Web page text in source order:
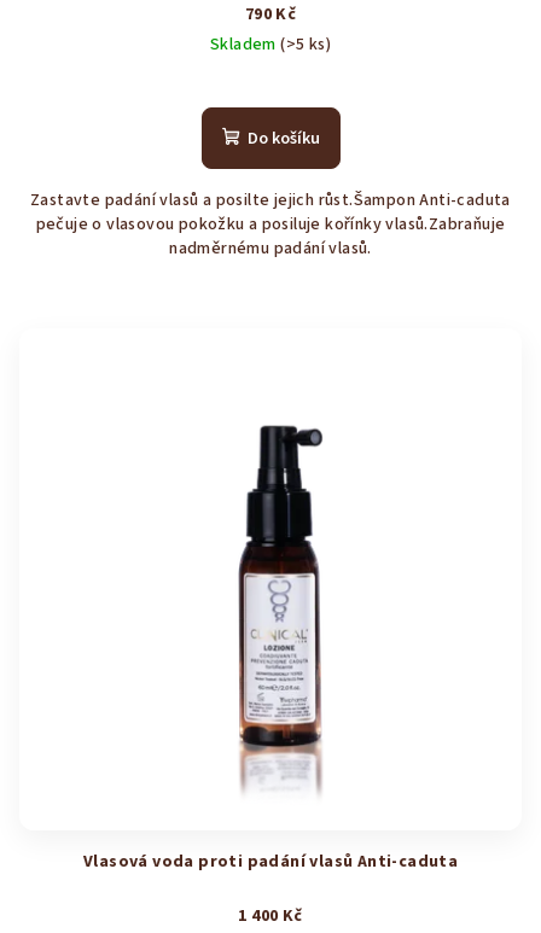
790 Kč
Skladem(>5 ks)
hodnocení
produktu
z
5
hvězdiček.
Do košíku
Zastavte padání vlasů a posilte jejich růst.Šampon Anti‑caduta
pečuje o vlasovou pokožku a posiluje kořínky vlasů.Zabraňuje
nadměrnému padání vlasů.
Vlasová voda proti padání vlasů Anti-caduta
1 400 Kč